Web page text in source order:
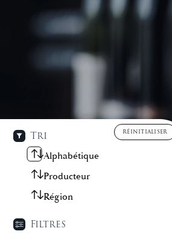
Tri
Alphabétique
Producteur
Région
Filtres
RÉINITIALISER